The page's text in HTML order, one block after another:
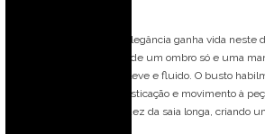
Vestido de Festa Longo, elegância ganha vida neste
apresentando um design de um ombro só e uma
confeccionada em tecido leve e fluido. O busto
adiciona um toque de sofisticação e movimento à
perfeitamente com a fluidez da saia longa, criando